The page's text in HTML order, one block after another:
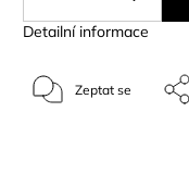
Detailní informace
Zeptat se